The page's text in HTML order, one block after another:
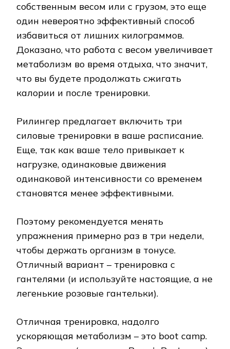
собственным весом или с грузом, это еще
один невероятно эффективный способ
избавиться от лишних килограммов.
Доказано, что работа с весом увеличивает
метаболизм во время отдыха, что значит,
что вы будете продолжать сжигать
калории и после тренировки.
Рилингер предлагает включить три
силовые тренировки в ваше расписание.
Еще, так как ваше тело привыкает к
нагрузке, одинаковые движения
одинаковой интенсивности со временем
становятся менее эффективными.
Поэтому рекомендуется менять
упражнения примерно раз в три недели,
чтобы держать организм в тонусе.
Отличный вариант – тренировка с
гантелями (и используйте настоящие, а не
легенькие розовые гантельки).
Отличная тренировка, надолго
ускоряющая метаболизм – это boot camp.